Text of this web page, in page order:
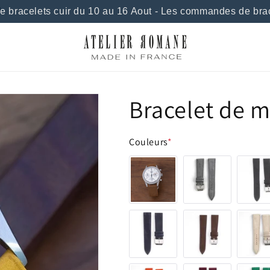
cuir du 10 au 16 Aout - Les commandes de
Bracelet de
Couleurs*